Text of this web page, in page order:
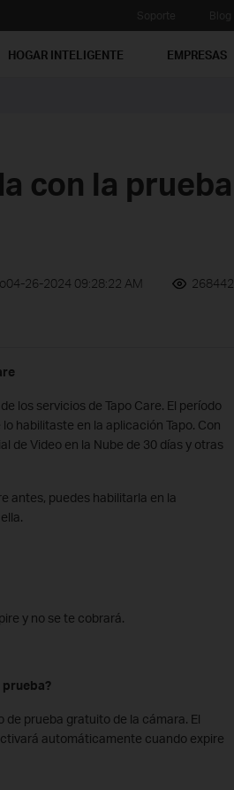
HOGAR INTELIGENTE EMPRESAS
con la prueba
26-2024 09:28:22 AM 268442
los servicios de Tapo Care. El período
habilitaste en la aplicación Tapo. Con
de Video en la Nube de 30 días y otras
antes, puedes habilitarla en la
y no se te cobrará.
prueba gratuito de la cámara. El
automáticamente cuando expire